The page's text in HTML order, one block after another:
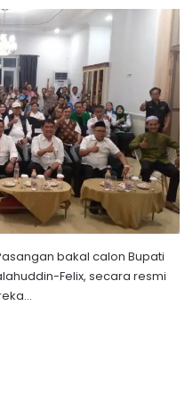
bakal calon Bupati
Felix, secara resmi